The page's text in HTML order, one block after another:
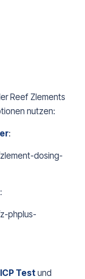
Reef Zlements
nutzen:
:
dosing-
:
phplus-
ICP Test und